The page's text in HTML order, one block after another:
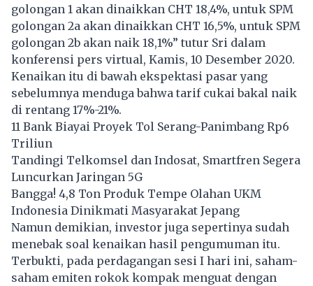
golongan 1 akan dinaikkan CHT 18,4%, untuk SPM
golongan 2a akan dinaikkan CHT 16,5%, untuk SPM
golongan 2b akan naik 18,1%” tutur Sri dalam
konferensi pers virtual, Kamis, 10 Desember 2020.
Kenaikan itu di bawah ekspektasi pasar yang
sebelumnya menduga bahwa tarif cukai bakal naik
di rentang 17%-21%.
11 Bank Biayai Proyek Tol Serang-Panimbang Rp6
Triliun
Tandingi Telkomsel dan Indosat, Smartfren Segera
Luncurkan Jaringan 5G
Bangga! 4,8 Ton Produk Tempe Olahan UKM
Indonesia Dinikmati Masyarakat Jepang
Namun demikian, investor juga sepertinya sudah
menebak soal kenaikan hasil pengumuman itu.
Terbukti, pada perdagangan sesi I hari ini, saham-
saham emiten rokok kompak menguat dengan